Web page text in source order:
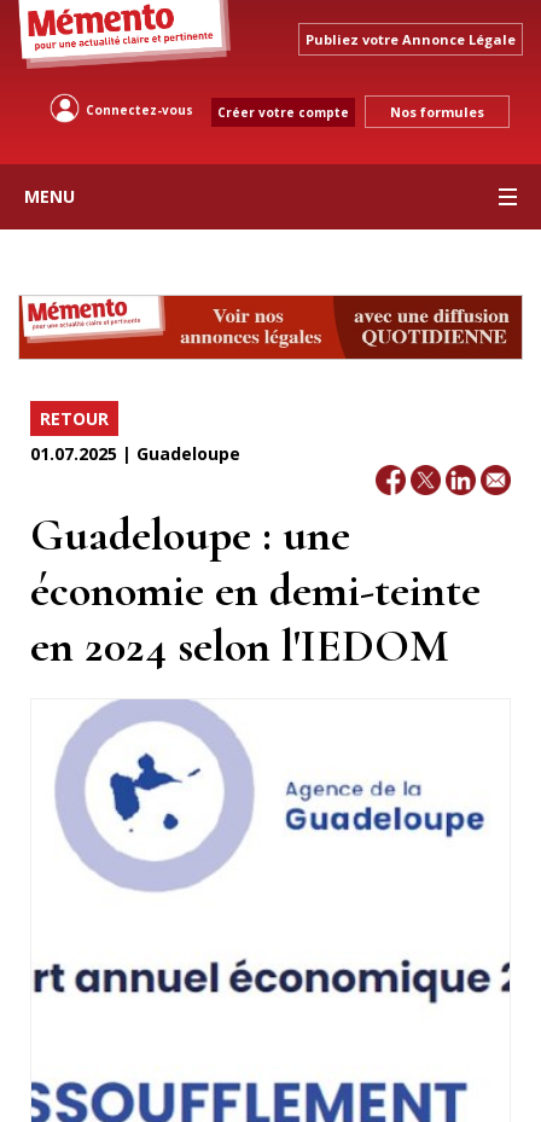
Publiez votre Annonce Légale
Connectez-vous Créer votre compte Nos formules
MENU
RETOUR
01.07.2025 | Guadeloupe
Guadeloupe : une
économie en demi-teinte
en 2024 selon l'IEDOM